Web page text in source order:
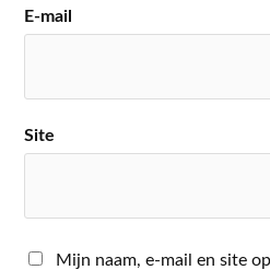
E-mail
Site
Mijn naam, e-mail en site